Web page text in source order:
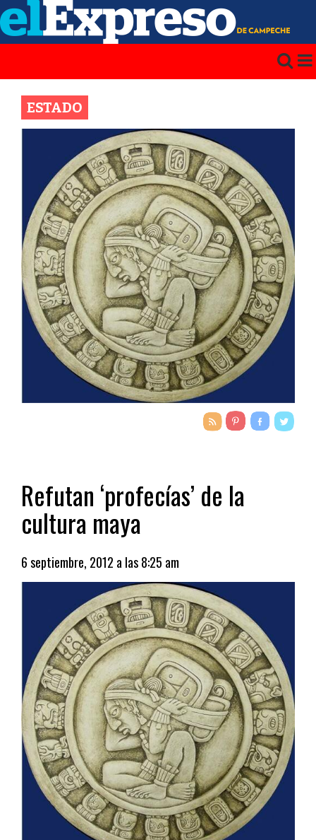
ESTADO
Refutan ‘profecías’ de la
cultura maya
6 septiembre, 2012 a las 8:25 am